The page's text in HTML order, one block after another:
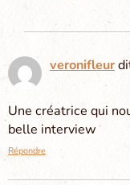
veronifleur
Une créatrice qui
belle interview
Répondre